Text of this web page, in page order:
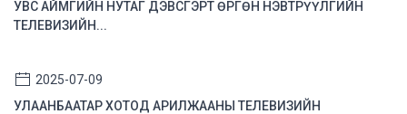
УВС АЙМГИЙН НУТАГ ДЭВСГЭРТ ӨРГӨН НЭВТРҮҮЛГИЙН
ТЕЛЕВИЗИЙН...
2025-07-09
УЛААНБААТАР ХОТОД АРИЛЖААНЫ ТЕЛЕВИЗИЙН